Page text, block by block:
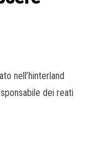
nell’hinterland
dei reati